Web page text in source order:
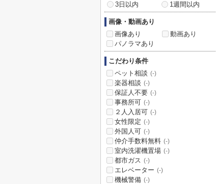
3日以内
1週間以内
画像・動画あり
画像あり
動画あり
パノラマあり
こだわり条件
ペット相談 (-)
楽器相談 (-)
保証人不要 (-)
事務所可 (-)
２人入居可 (-)
女性限定 (-)
外国人可 (-)
仲介手数料無料 (-)
室内洗濯機置場 (-)
都市ガス (-)
エレベーター (-)
機械警備 (-)